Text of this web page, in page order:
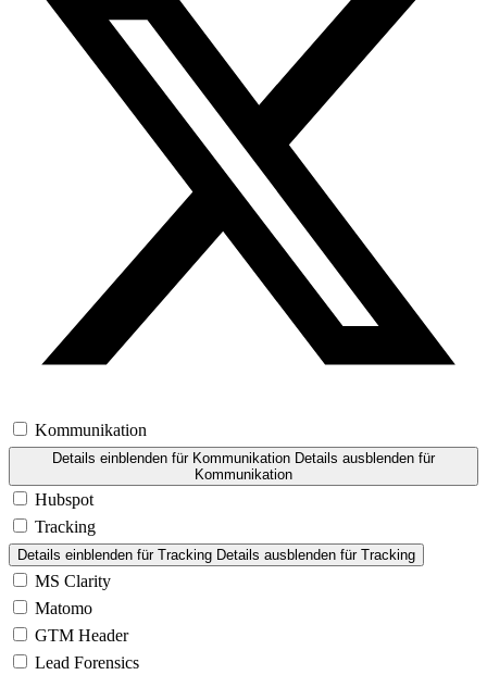
Kommunikation
Details einblenden für Kommunikation Details ausblenden für
Kommunikation
Hubspot
Tracking
Details einblenden für Tracking Details ausblenden für Tracking
MS Clarity
Matomo
GTM Header
Lead Forensics